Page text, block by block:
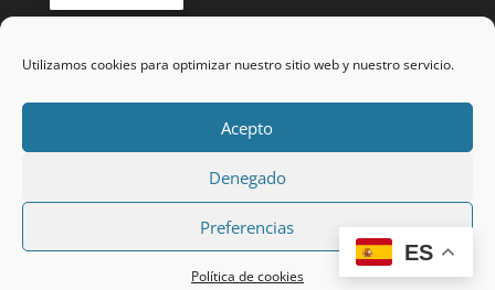
Utilizamos cookies para optimizar nuestro sitio web y nuestro servicio.
Acepto
Denegado
Preferencias
Política de cookies
Condiciones generales | Cookies
ES